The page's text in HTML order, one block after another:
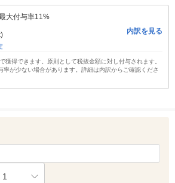
大付与率11%
内訳を見る
獲得できます。原則として税抜金額に対し付与されます。
率が少ない場合があります。詳細は内訳からご確認くださ
1